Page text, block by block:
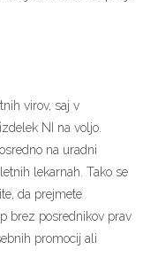
virov, saj v
NI na voljo.
na uradni
lekarnah. Tako se
da prejmete
brez posrednikov prav
promocij ali